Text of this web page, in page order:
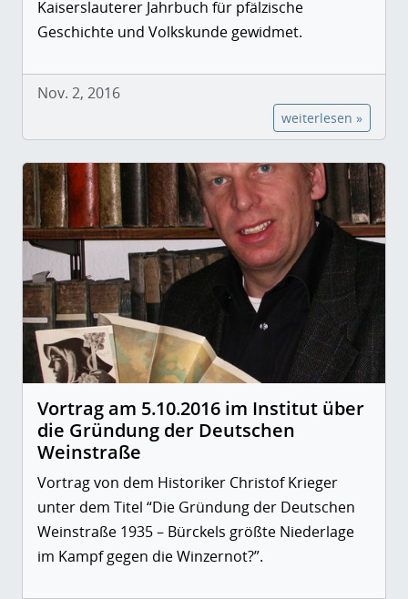
Kaiserslauterer Jahrbuch für pfälzische
Geschichte und Volkskunde gewidmet.
Nov. 2, 2016
weiterlesen »
Vortrag am 5.10.2016 im Institut über
die Gründung der Deutschen
Weinstraße
Vortrag von dem Historiker Christof Krieger
unter dem Titel “Die Gründung der Deutschen
Weinstraße 1935 – Bürckels größte Niederlage
im Kampf gegen die Winzernot?”.